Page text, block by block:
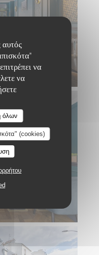
να
να
όλων
(cookies)